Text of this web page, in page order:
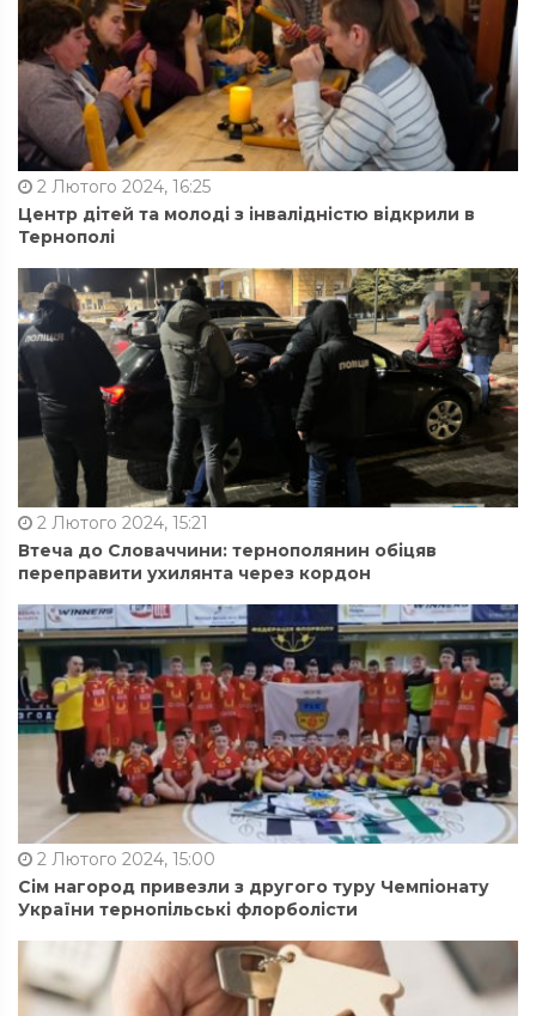
2 Лютого 2024, 16:25
Центр дітей та молоді з інвалідністю відкрили в
Тернополі
2 Лютого 2024, 15:21
Втеча до Словаччини: тернополянин обіцяв
переправити ухилянта через кордон
2 Лютого 2024, 15:00
Сім нагород привезли з другого туру Чемпіонату
України тернопільські флорболісти